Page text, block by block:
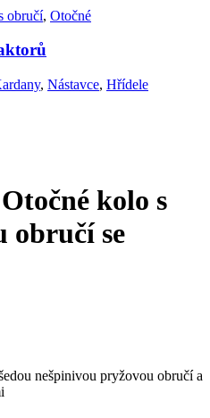
obručí, Otočné
, Nástavce, Hřídele
kolo s
obručí se
nešpinivou pryžovou obručí a